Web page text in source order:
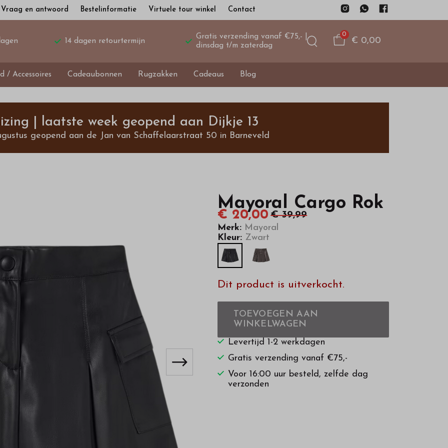
Vraag en antwoord Bestelinformatie Virtuele tour winkel Contact
14 dagen retourtermijn
Gratis verzending vanaf €75,- |
dinsdag t/m zaterdag
0
€ 0,00
/ Accessoires Cadeaubonnen Rugzakken Cadeaus Blog
| laatste week geopend aan Dijkje 13
geopend aan de Jan van Schaffelaarstraat 50 in Barneveld
Mayoral Cargo Rok
€ 20,00 € 39,99
Merk: Mayoral
Kleur: Zwart
Dit product is uitverkocht.
TOEVOEGEN AAN
WINKELWAGEN
Levertijd 1-2 werkdagen
Gratis verzending vanaf €75,-
Voor 16:00 uur besteld, zelfde dag
verzonden